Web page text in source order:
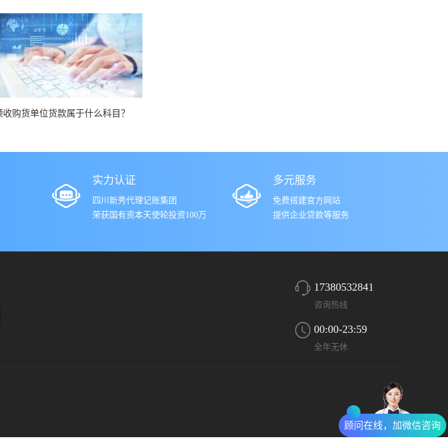
收购货单位货款属于什么科目？
顾问在线，加微信咨询
实力认证
四川新秀代理记账集团
荣获国有资本天使轮投资100万
多元服务
免费搭建官方网站
提供企业贷款等服务
17380532841
咨询热线
00:00-23:59
全年无休